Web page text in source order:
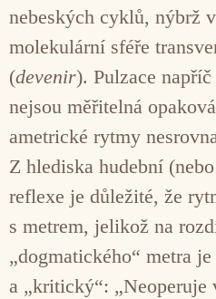
nebeských cyklů, nýbrž
molekulární sféře
(devenir). Pulzace
nejsou měřitelná
ametrické rytmy
Z hlediska hudební
reflexe je důležité, že
s metrem, jelikož na
„dogmatického“ metra
a „kritický“: „Neoperuje